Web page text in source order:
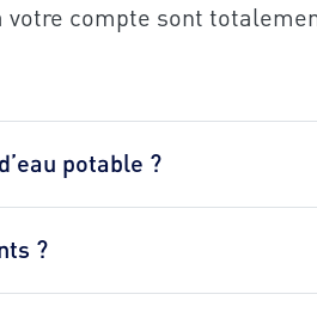
votre compte sont
potable ?
?